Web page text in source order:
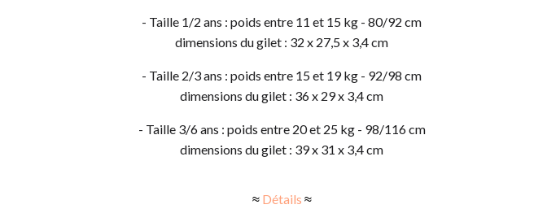
- Taille 1/2 ans : poids entre 11 et 15 kg - 80/92 cm
dimensions du gilet : 32 x 27,5 x 3,4 cm
- Taille 2/3 ans : poids entre 15 et 19 kg - 92/98 cm
dimensions du gilet : 36 x 29 x 3,4 cm
- Taille 3/6 ans : poids entre 20 et 25 kg - 98/116 cm
dimensions du gilet : 39 x 31 x 3,4 cm
≈ Détails ≈